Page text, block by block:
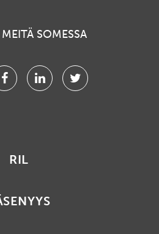
SOMESSA
FacebookLinkedinTwitter
RIL